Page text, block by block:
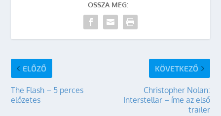
OSSZA MEG:
ELŐZŐ
The Flash – 5 perces
előzetes
KÖVETKEZŐ
Christopher Nolan:
Interstellar – íme az első
trailer